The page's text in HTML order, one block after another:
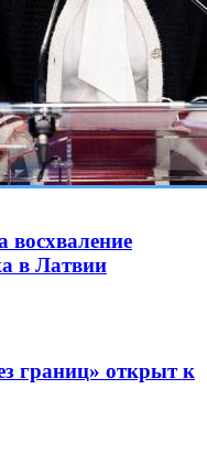
восхваление
в Латвии
границ» открыт к